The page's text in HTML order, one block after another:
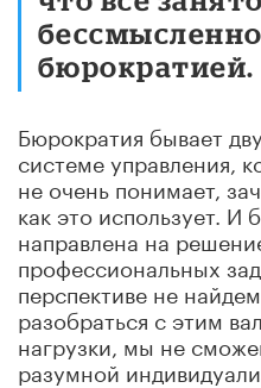
бюрократией.
Бюрократия бывает
системе управления,
не очень понимает,
как это использует. И
направлена на
профессиональных
перспективе не
разобраться с этим
нагрузки, мы не
разумной